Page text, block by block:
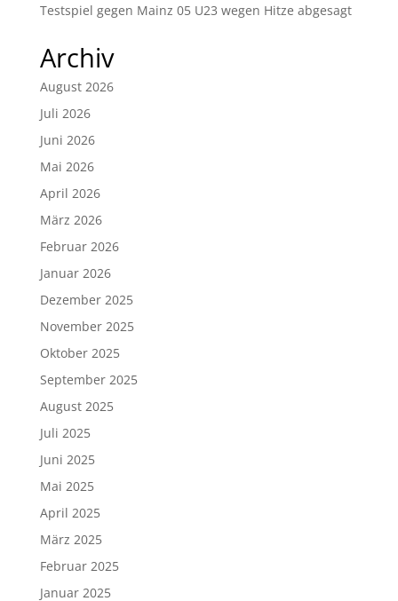
Testspiel gegen Mainz 05 U23 wegen Hitze abgesagt
Archiv
August 2026
Juli 2026
Juni 2026
Mai 2026
April 2026
März 2026
Februar 2026
Januar 2026
Dezember 2025
November 2025
Oktober 2025
September 2025
August 2025
Juli 2025
Juni 2025
Mai 2025
April 2025
März 2025
Februar 2025
Januar 2025